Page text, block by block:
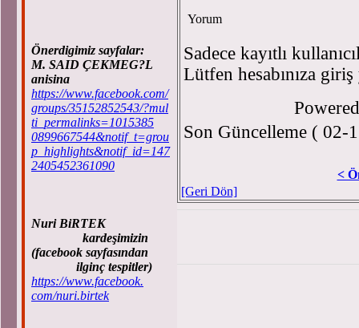
Önerdigimiz sayfalar:
M. SAID ÇEKMEG?L
anisina
https://www.facebook.com/
groups/35152852543/?mul
ti_permalinks=1015385
0899667544&notif_t=grou
p_highlights&notif_id=147
2405452361090
Nuri BiRTEK
kardeşimizin
(facebook sayfasından
ilginç tespitler)
https://www.facebook.
com/nuri.birtek
Yorum
Sadece kayıtlı
Lütfen hesabınıza
Son Güncelleme ( 02-
<
[Geri Dön]